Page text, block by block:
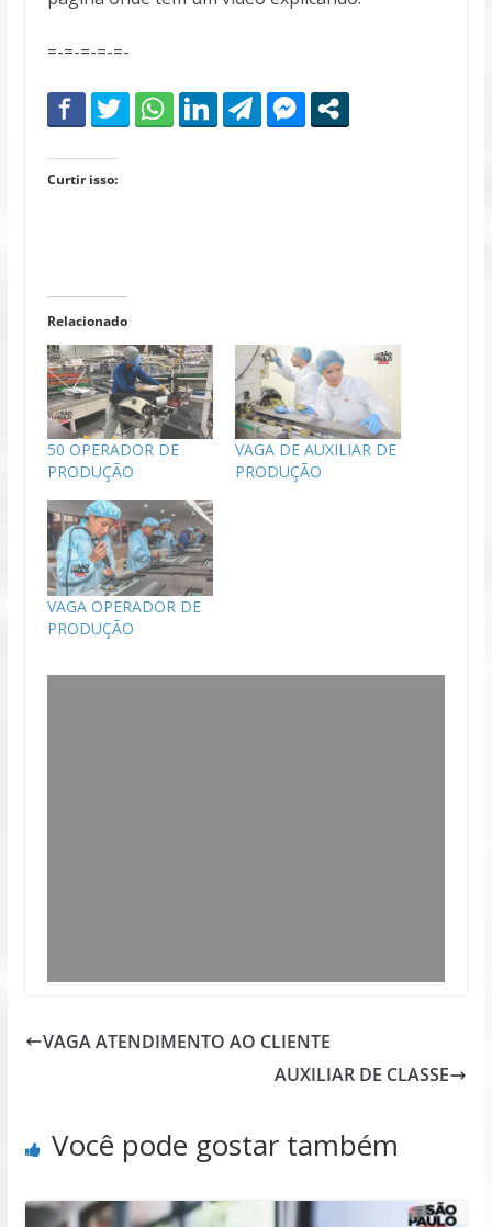
=-=-=-=-=-
Curtir isso:
Relacionado
50 OPERADOR DE
PRODUÇÃO
VAGA DE AUXILIAR DE
PRODUÇÃO
VAGA OPERADOR DE
PRODUÇÃO
VAGA ATENDIMENTO AO CLIENTE
AUXILIAR DE CLASSE
Você pode gostar também